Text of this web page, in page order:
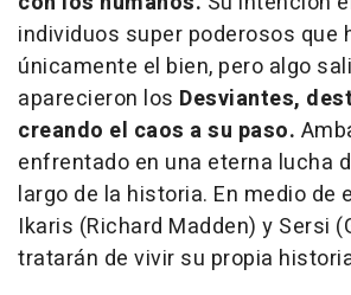
individuos super poderosos que
únicamente el bien, pero algo
aparecieron los Desviantes,
creando el caos a su paso.
enfrentado en una eterna lucha
largo de la historia. En medio de
Ikaris (Richard Madden) y Sersi
tratarán de vivir su propia